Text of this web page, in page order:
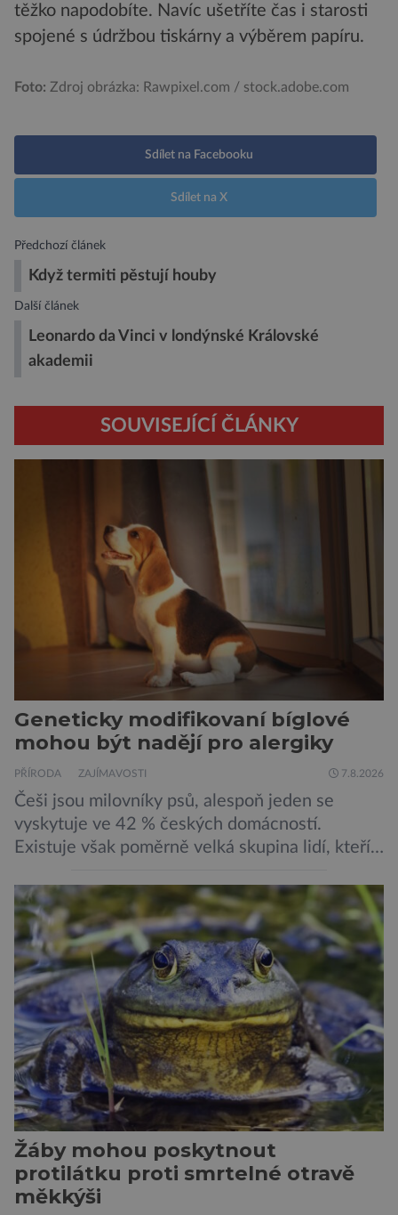
těžko napodobíte. Navíc ušetříte čas i starosti
spojené s údržbou tiskárny a výběrem papíru.
Foto: Zdroj obrázka: Rawpixel.com / stock.adobe.com
Sdílet na Facebooku
Sdílet na X
Předchozí článek
Když termiti pěstují houby
Další článek
Leonardo da Vinci v londýnské Královské
akademii
SOUVISEJÍCÍ ČLÁNKY
Geneticky modifikovaní bíglové
mohou být nadějí pro alergiky
PŘÍRODA ZAJÍMAVOSTI 7.8.2026
Češi jsou milovníky psů, alespoň jeden se
vyskytuje ve 42 % českých domácností.
Existuje však poměrně velká skupina lidí, kteří
jsou alergičtí. Jejich imunitní systém
přecitlivěle reaguje na proteiny obsažené v
psích slinách, potu, moči a šupinkách kůže,
zachycených v srsti. Vědci nyní geneticky
upravili psy, aby […]
Žáby mohou poskytnout
protilátku proti smrtelné otravě
měkkýši